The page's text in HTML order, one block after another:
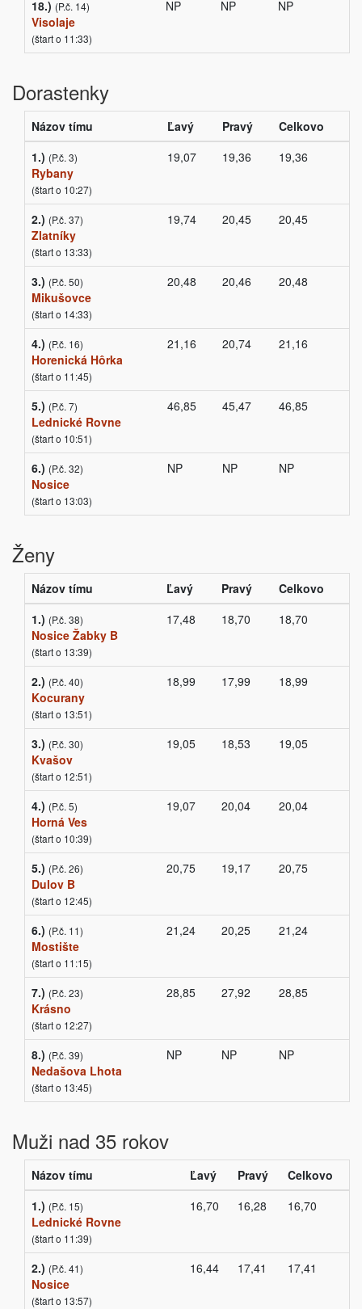
18.) (P.č. 14)
Visolaje
(štart o 11:33)
NP NP NP
Dorastenky
Názov tímu Ľavý Pravý
Celkovo
1.) (P.č. 3)
Rybany
(štart o 10:27)
19,07 19,36 19,36
2.) (P.č. 37)
Zlatníky
(štart o 13:33)
19,74 20,45 20,45
3.) (P.č. 50)
Mikušovce
(štart o 14:33)
20,48 20,46 20,48
4.) (P.č. 16)
Horenická Hôrka
(štart o 11:45)
21,16 20,74 21,16
5.) (P.č. 7)
Lednické Rovne
(štart o 10:51)
46,85 45,47 46,85
6.) (P.č. 32)
Nosice
(štart o 13:03)
NP NP NP
Ženy
Názov tímu Ľavý Pravý
Celkovo
1.) (P.č. 38)
Nosice Žabky B
(štart o 13:39)
17,48 18,70 18,70
2.) (P.č. 40)
Kocurany
(štart o 13:51)
18,99 17,99 18,99
3.) (P.č. 30)
Kvašov
(štart o 12:51)
19,05 18,53 19,05
4.) (P.č. 5)
Horná Ves
(štart o 10:39)
19,07 20,04 20,04
5.) (P.č. 26)
Dulov B
(štart o 12:45)
20,75 19,17 20,75
6.) (P.č. 11)
Mostište
(štart o 11:15)
21,24 20,25 21,24
7.) (P.č. 23)
Krásno
(štart o 12:27)
28,85 27,92 28,85
8.) (P.č. 39)
Nedašova Lhota
(štart o 13:45)
NP NP NP
Muži nad 35 rokov
Názov tímu Ľavý Pravý
Celkovo
1.) (P.č. 15)
Lednické Rovne
(štart o 11:39)
16,70 16,28 16,70
2.) (P.č. 41)
Nosice
(štart o 13:57)
16,44 17,41 17,41